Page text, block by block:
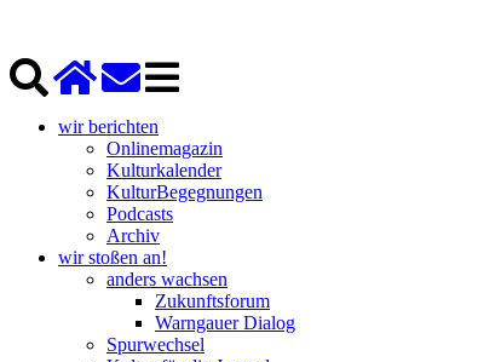
wir berichten
Onlinemagazin
Kulturkalender
KulturBegegnungen
Podcasts
Archiv
wir stoßen an!
anders wachsen
Zukunftsforum
Warngauer Dialog
Spurwechsel